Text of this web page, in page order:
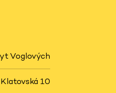
Voglových
Klatovská 10